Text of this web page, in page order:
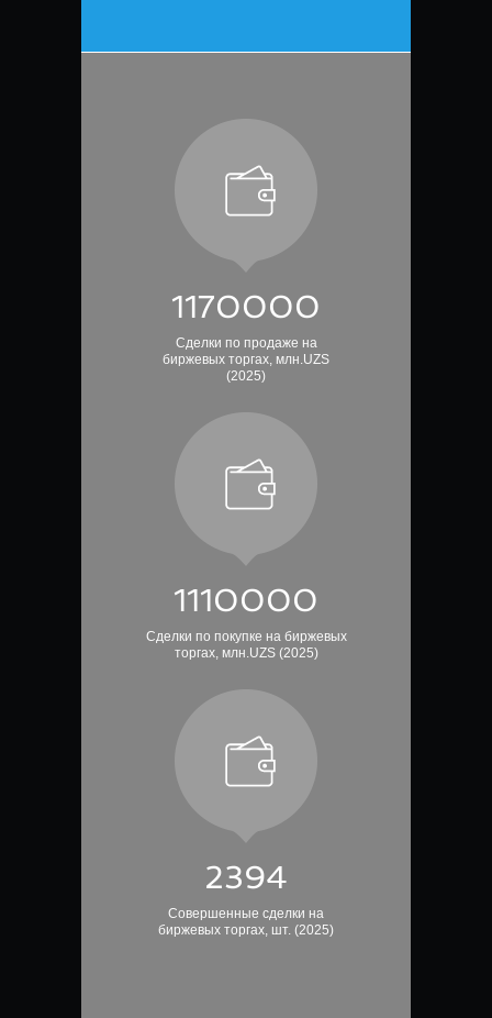
1310000
Сделки по продаже на
биржевых торгах, млн.UZS
(2025)
1250000
Сделки по покупке на биржевых
торгах, млн.UZS (2025)
2716
Совершенные сделки на
биржевых торгах, шт. (2025)